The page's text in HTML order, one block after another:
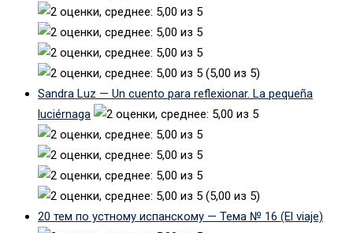
(5,00 из 5)
Sandra Luz — Un cuento para reflexionar. La pequeña
luciérnaga
(5,00 из 5)
20 тем по устному испанскому — Тема № 16 (El viaje)